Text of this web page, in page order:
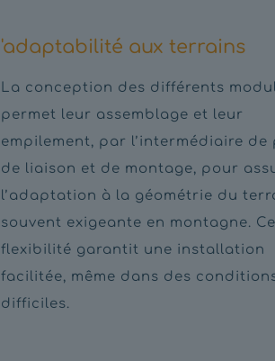
'adaptabilité aux terrains
La conception des différents
permet leur assemblage et leur
empilement, par l’intermédiaire de
de liaison et de montage, pour
l’adaptation à la géométrie du
souvent exigeante en montagne.
flexibilité garantit une installation
facilitée, même dans des
difficiles.